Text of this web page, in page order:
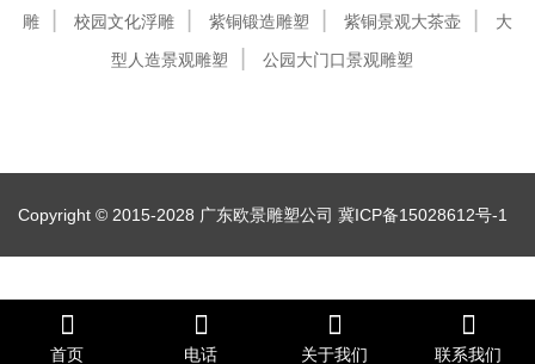
雕
校园文化浮雕 紫铜锻造雕塑 紫铜景观大茶壶
大
型人造景观雕塑
公园大门口景观雕塑
Copyright © 2015-2028 广东欧景雕塑公司 冀ICP备15028612号-1
首页 电话 关于我们 联系我们